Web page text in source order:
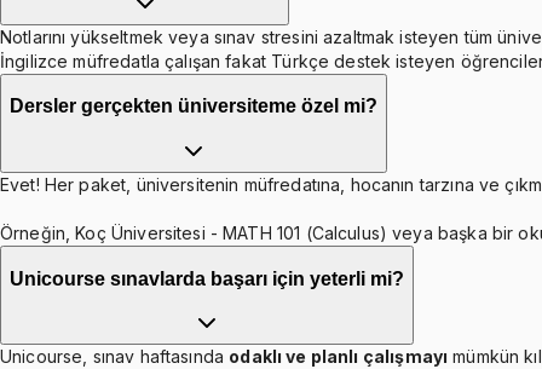
Notlarını yükseltmek veya sınav stresini azaltmak isteyen tüm
İngilizce müfredatla çalışan fakat Türkçe destek isteyen
Dersler gerçekten üniversiteme özel mi?
Evet! Her paket, üniversitenin müfredatına, hocanın tarzına ve
Örneğin, Koç Üniversitesi - MATH 101 (Calculus) veya başka bir
Unicourse sınavlarda başarı için yeterli mi?
Unicourse, sınav haftasında odaklı ve planlı çalışmayı mümkün